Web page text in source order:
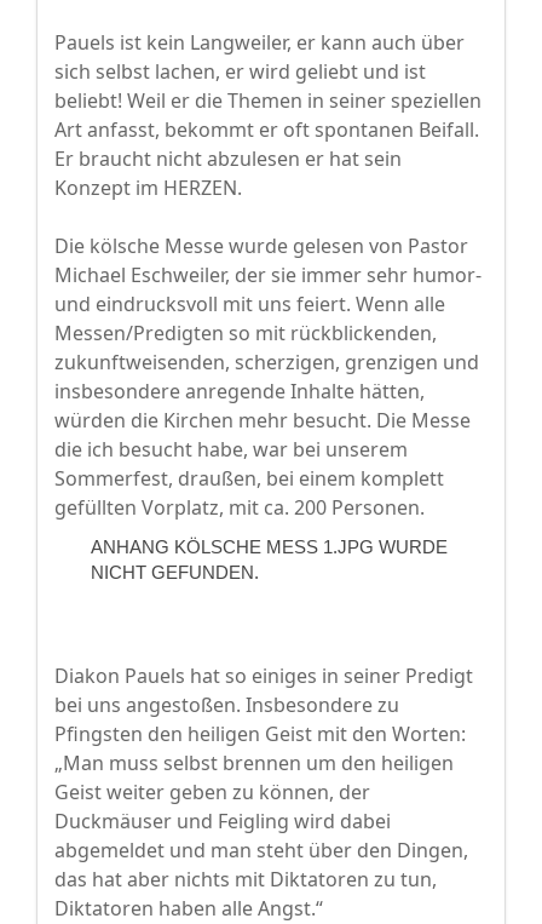
Pauels ist kein Langweiler, er kann auch über
sich selbst lachen, er wird geliebt und ist
beliebt! Weil er die Themen in seiner speziellen
Art anfasst, bekommt er oft spontanen Beifall.
Er braucht nicht abzulesen er hat sein
Konzept im HERZEN.
Die kölsche Messe wurde gelesen von Pastor
Michael Eschweiler, der sie immer sehr humor-
und eindrucksvoll mit uns feiert. Wenn alle
Messen/Predigten so mit rückblickenden,
zukunftweisenden, scherzigen, grenzigen und
insbesondere anregende Inhalte hätten,
würden die Kirchen mehr besucht. Die Messe
die ich besucht habe, war bei unserem
Sommerfest, draußen, bei einem komplett
gefüllten Vorplatz, mit ca. 200 Personen.
ANHANG KÖLSCHE MESS 1.JPG WURDE
NICHT GEFUNDEN.
Diakon Pauels hat so einiges in seiner Predigt
bei uns angestoßen. Insbesondere zu
Pfingsten den heiligen Geist mit den Worten:
„Man muss selbst brennen um den heiligen
Geist weiter geben zu können, der
Duckmäuser und Feigling wird dabei
abgemeldet und man steht über den Dingen,
das hat aber nichts mit Diktatoren zu tun,
Diktatoren haben alle Angst.“